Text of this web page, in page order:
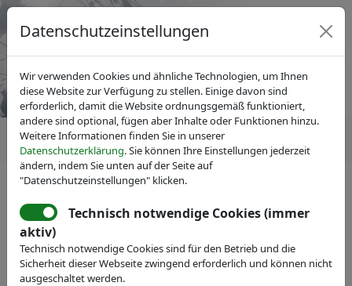
Mitgliedersuche ausblenden
Name:
Datenschutzeinstellungen
Wir verwenden Cookies und ähnliche Technologien, um Ihnen
diese Website zur Verfügung zu stellen. Einige davon sind
erforderlich, damit die Website ordnungsgemäß funktioniert,
andere sind optional, fügen aber Inhalte oder Funktionen hinzu.
Weitere Informationen finden Sie in unserer
Datenschutzerklärung. Sie können Ihre Einstellungen jederzeit
ändern, indem Sie unten auf der Seite auf
"Datenschutzeinstellungen" klicken.
Technisch notwendige Cookies (immer
aktiv)
Technisch notwendige Cookies sind für den Betrieb und die
Sicherheit dieser Webseite zwingend erforderlich und können nicht
ausgeschaltet werden.